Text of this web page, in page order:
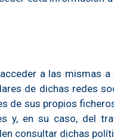
a las mismas
de dichas redes
de sus propios
y, en su caso, del
consultar dichas